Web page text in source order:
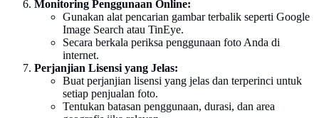
Monitoring Penggunaan Online:
Gunakan alat pencarian gambar terbalik seperti Google
Image Search atau TinEye.
Secara berkala periksa penggunaan foto Anda di
internet.
Perjanjian Lisensi yang Jelas:
Buat perjanjian lisensi yang jelas dan terperinci untuk
setiap penjualan foto.
Tentukan batasan penggunaan, durasi, dan area